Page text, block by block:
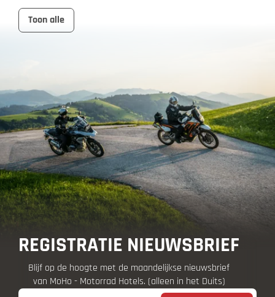
Toon alle
REGISTRATIE NIEUWSBRIEF
Blijf op de hoogte met de maandelijkse nieuwsbrief
van MoHo - Motorrad Hotels. (alleen in het Duits)